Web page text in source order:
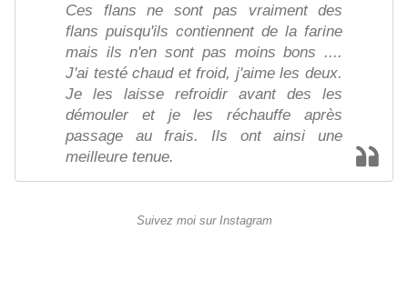
Ces flans ne sont pas vraiment des
flans puisqu'ils contiennent de la farine
mais ils n'en sont pas moins bons ....
J'ai testé chaud et froid, j'aime les deux.
Je les laisse refroidir avant des les
démouler et je les réchauffe après
passage au frais. Ils ont ainsi une
meilleure tenue.
Suivez moi sur Instagram